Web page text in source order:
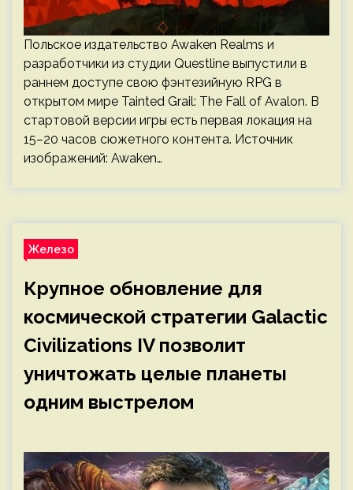
Польское издательство Awaken Realms и
разработчики из студии Questline выпустили в
раннем доступе свою фэнтезийную RPG в
открытом мире Tainted Grail: The Fall of Avalon. В
стартовой версии игры есть первая локация на
15–20 часов сюжетного контента. Источник
изображений: Awaken…
Железо
Крупное обновление для
космической стратегии Galactic
Civilizations IV позволит
уничтожать целые планеты
одним выстрелом